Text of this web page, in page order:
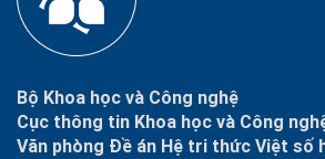
Bộ Khoa học và Công nghệ
Cục thông tin Khoa học và Công
Văn phòng Đề án Hệ tri thức Việt số